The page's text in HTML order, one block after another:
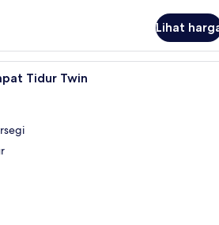
Lihat
Kamar, 2 Tempat Tidur Twin
Tidur Twin